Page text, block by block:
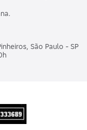
São Paulo - SP